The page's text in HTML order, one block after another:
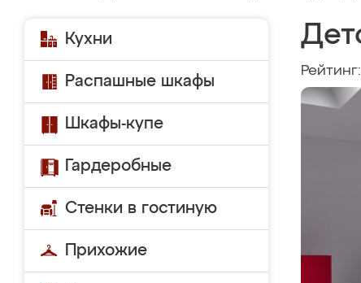
Кухни
Распашные шкафы
Шкафы-купе
Гардеробные
Стенки в гостиную
Прихожие
Рейтинг: